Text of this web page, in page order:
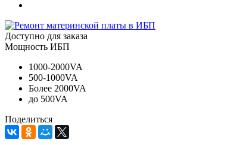
Доступно для заказа
Мощность ИБП
1000-2000VA
500-1000VA
Более 2000VA
до 500VA
Поделиться